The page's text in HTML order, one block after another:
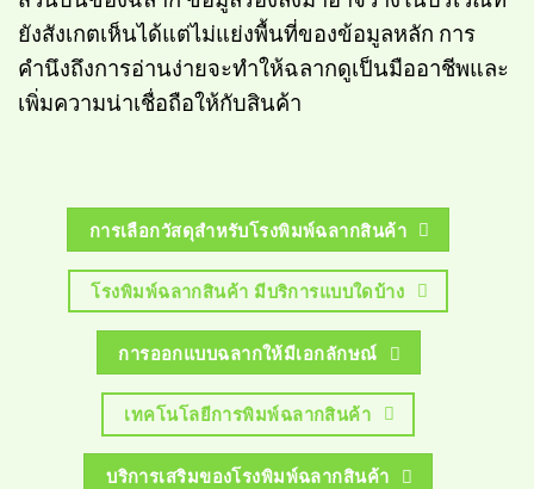
ยังสังเกตเห็นได้แต่ไม่แย่งพื้นที่ของข้อมูลหลัก การ
คำนึงถึงการอ่านง่ายจะทำให้ฉลากดูเป็นมืออาชีพและ
เพิ่มความน่าเชื่อถือให้กับสินค้า
การเลือกวัสดุสำหรับโรงพิมพ์ฉลากสินค้า
โรงพิมพ์ฉลากสินค้า มีบริการแบบใดบ้าง
การออกแบบฉลากให้มีเอกลักษณ์
เทคโนโลยีการพิมพ์ฉลากสินค้า
บริการเสริมของโรงพิมพ์ฉลากสินค้า